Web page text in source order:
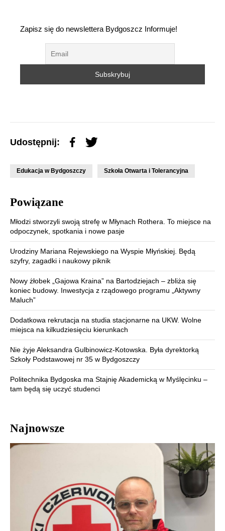
Zapisz się do newslettera Bydgoszcz Informuje!
Udostępnij:
Edukacja w Bydgoszczy Szkoła Otwarta i Tolerancyjna
Powiązane
Młodzi stworzyli swoją strefę w Młynach Rothera. To miejsce na
odpoczynek, spotkania i nowe pasje
Urodziny Mariana Rejewskiego na Wyspie Młyńskiej. Będą
szyfry, zagadki i naukowy piknik
Nowy żłobek „Gajowa Kraina” na Bartodziejach – zbliża się
koniec budowy. Inwestycja z rządowego programu „Aktywny
Maluch”
Dodatkowa rekrutacja na studia stacjonarne na UKW. Wolne
miejsca na kilkudziesięciu kierunkach
Nie żyje Aleksandra Gulbinowicz-Kotowska. Była dyrektorką
Szkoły Podstawowej nr 35 w Bydgoszczy
Politechnika Bydgoska ma Stajnię Akademicką w Myślęcinku –
tam będą się uczyć studenci
Najnowsze